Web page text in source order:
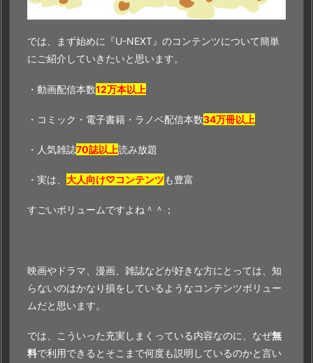
では、まず始めに『U-NEXT』のコンテンツについて簡単
にご紹介していきたいと思います。
・動画配信本数12万本以上
・コミック・電子書籍・ラノベ配信本数34万冊以上
・人気雑誌70誌以上読み放題
・実は、 大人向け♡コンテンツも豊富
すごいボリュームですよね＾＾；
映画やドラマ、漫画、雑誌などが好きな方にとっては、知
らないのはかなり損をしているようなコンテンツボリュー
ムだと思います。
では、こういった充実しまくっている内容なのに、なぜ無
料で利用できるとそこまで何度も説明しているのかと言い